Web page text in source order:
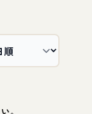
。